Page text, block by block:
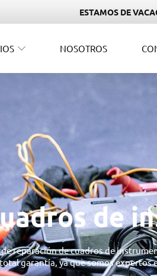
ESTAMOS DE
NOSOTROS
de
reparación de cuadros de
garantía, ya que somos